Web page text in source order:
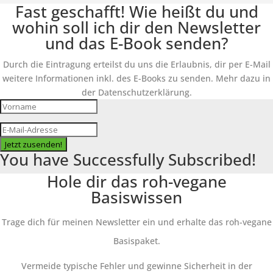
Fast geschafft! Wie heißt du und
wohin soll ich dir den Newsletter
und das E-Book senden?
Durch die Eintragung erteilst du uns die Erlaubnis, dir per E-Mail
weitere Informationen inkl. des E-Books zu senden. Mehr dazu in
der Datenschutzerklärung.
Jetzt zusenden!
You have Successfully Subscribed!
Hole dir das roh-vegane
Basiswissen
Trage dich für meinen Newsletter ein und erhalte das roh-vegane
Basispaket.
Vermeide typische Fehler und gewinne Sicherheit in der